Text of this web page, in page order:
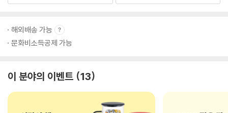
해외배송 가능
문화비소득공제 가능
이 분야의 이벤트 13